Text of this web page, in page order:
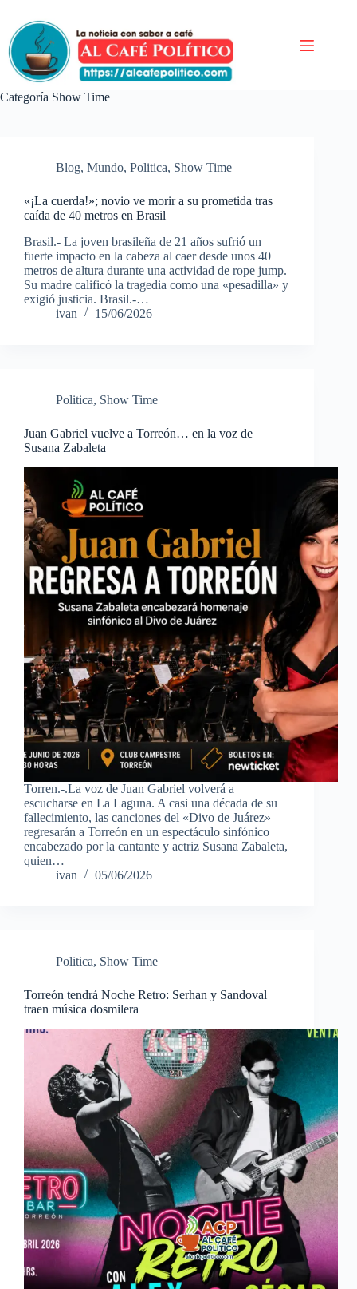
contenido
Categoría Show Time
Blog, Mundo, Politica, Show Time
«¡La cuerda!»; novio ve morir a su prometida tras
caída de 40 metros en Brasil
Brasil.- La joven brasileña de 21 años sufrió un
fuerte impacto en la cabeza al caer desde unos 40
metros de altura durante una actividad de rope jump.
Su madre calificó la tragedia como una «pesadilla» y
exigió justicia. Brasil.-…
ivan
15/06/2026
Politica, Show Time
Juan Gabriel vuelve a Torreón… en la voz de
Susana Zabaleta
Torren.-.La voz de Juan Gabriel volverá a
escucharse en La Laguna. A casi una década de su
fallecimiento, las canciones del «Divo de Juárez»
regresarán a Torreón en un espectáculo sinfónico
encabezado por la cantante y actriz Susana Zabaleta,
quien…
ivan
05/06/2026
Politica, Show Time
Torreón tendrá Noche Retro: Serhan y Sandoval
traen música dosmilera